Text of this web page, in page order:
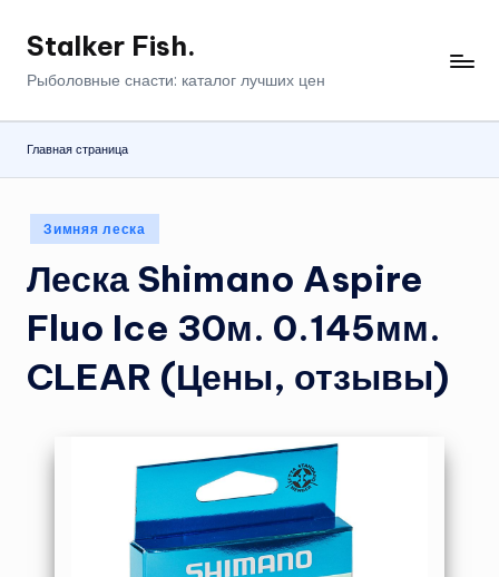
Перейти
Stalker Fish.
Рыболовные снасти: каталог лучших цен
Главная страница
Опубликовано
в
Зимняя леска
Леска Shimano Aspire
Fluo Ice 30м. 0.145мм.
CLEAR (Цены, отзывы)